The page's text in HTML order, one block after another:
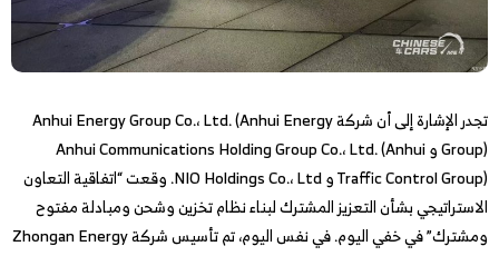
تجدر الإشارة إلى أن شركة Anhui Energy Group Co.، Ltd. (Anhui Energy
Group) و Anhui Communications Holding Group Co.، Ltd. (Anhui
Traffic Control Group) و NIO Holdings Co.، Ltd. وقعت “اتفاقية التعاون
الاستراتيجي بشأن التعزيز المشترك لبناء نظام تخزين وشحن ومبادلة مفتوح
ومشترك” في خفي اليوم. في نفس اليوم، تم تأسيس شركة Zhongan Energy